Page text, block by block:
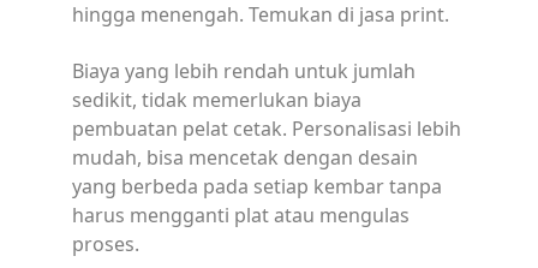
hingga menengah. Temukan di jasa print.
Biaya yang lebih rendah untuk jumlah
sedikit, tidak memerlukan biaya
pembuatan pelat cetak. Personalisasi lebih
mudah, bisa mencetak dengan desain
yang berbeda pada setiap kembar tanpa
harus mengganti plat atau mengulas
proses.